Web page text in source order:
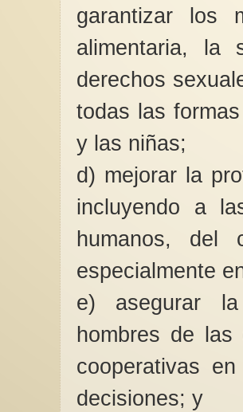
garantizar los
alimentaria, la
derechos
todas las
y las niñas;
d) mejorar la
incluyendo a
humanos, del
especialmente
e) asegurar
hombres de las
cooperativas
decisiones; y